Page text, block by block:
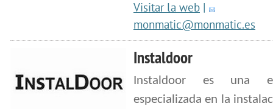
Visitar la web |
monmatic@monmatic.es
Instaldoor
Instaldoor es una
especializada en la